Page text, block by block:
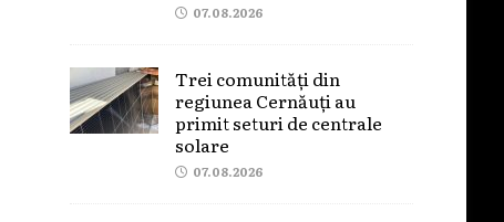
07.08.2026
Trei comunități din
regiunea Cernăuți au
primit seturi de centrale
solare
07.08.2026